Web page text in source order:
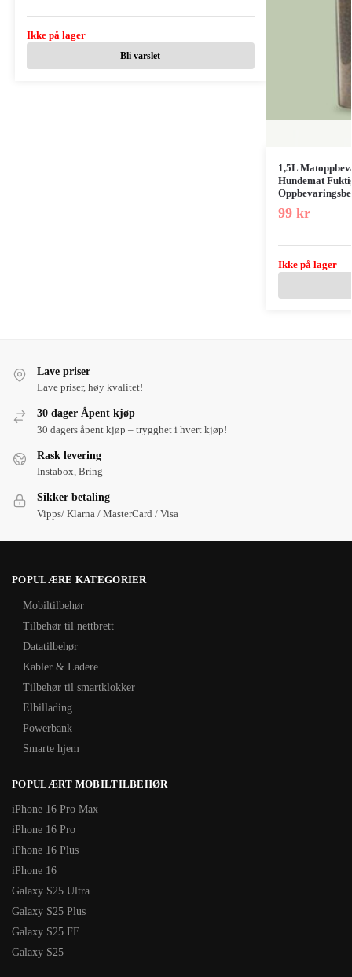
Ikke på lager
Bli varslet
1,5L
Hundemat
99 kr
Ikke på lager
Lave priser
Lave priser, høy kvalitet!
30 dager Åpent kjøp
30 dagers åpent kjøp – trygghet i hvert kjøp!
Rask levering
Instabox, Bring
Sikker betaling
Vipps/ Klarna / MasterCard / Visa
POPULÆRE KATEGORIER
Mobiltilbehør
Tilbehør til nettbrett
Datatilbehør
Kabler & Ladere
Tilbehør til smartklokker
Elbillading
Powerbank
Smarte hjem
POPULÆRT MOBILTILBEHØR
iPhone 16 Pro Max
iPhone 16 Pro
iPhone 16 Plus
iPhone 16
Galaxy S25 Ultra
Galaxy S25 Plus
Galaxy S25 FE
Galaxy S25